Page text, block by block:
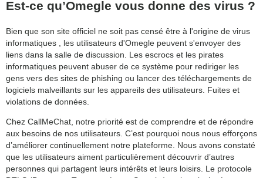
Est-ce qu’Omegle vous donne des virus ?
Bien que son site officiel ne soit pas censé être à l'origine de virus
informatiques , les utilisateurs d'Omegle peuvent s'envoyer des
liens dans la salle de discussion. Les escrocs et les pirates
informatiques peuvent abuser de ce système pour rediriger les
gens vers des sites de phishing ou lancer des téléchargements de
logiciels malveillants sur les appareils des utilisateurs. Fuites et
violations de données.
Chez CallMeChat, notre priorité est de comprendre et de répondre
aux besoins de nos utilisateurs. C’est pourquoi nous nous efforçons
d’améliorer continuellement notre plateforme. Nous avons constaté
que les utilisateurs aiment particulièrement découvrir d’autres
personnes qui partagent leurs intérêts et leurs loisirs. Le protocole